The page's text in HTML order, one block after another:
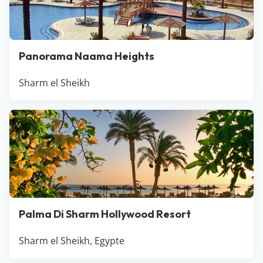
Panorama Naama Heights
Sharm el Sheikh
Palma Di Sharm Hollywood Resort
Sharm el Sheikh, Egypte